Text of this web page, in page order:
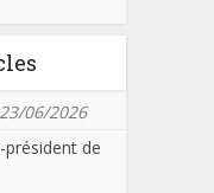
23/06/2026
président de